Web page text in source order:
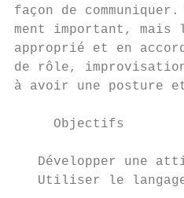
façon de
ment important,
approprié et en
de rôle,
à avoir une posture
     Objectifs
Développer une
Utiliser le